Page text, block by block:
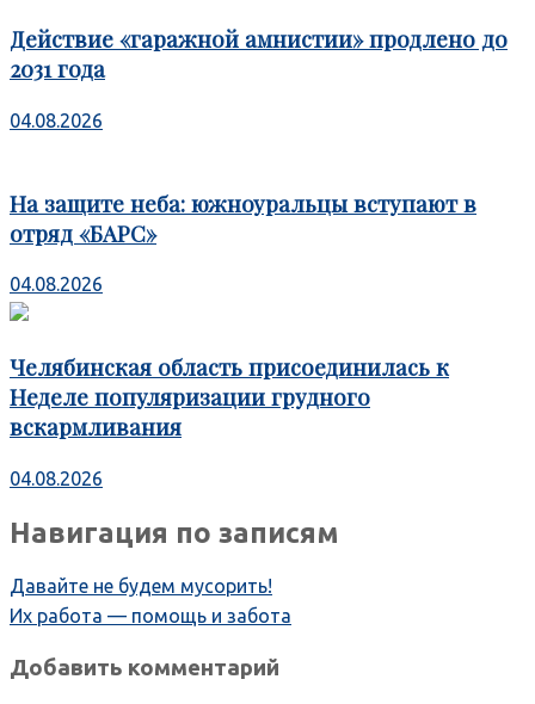
Действие «гаражной амнистии» продлено до
2031 года
04.08.2026
На защите неба: южноуральцы вступают в
отряд «БАРС»
04.08.2026
Челябинская область присоединилась к
Неделе популяризации грудного
вскармливания
04.08.2026
Навигация по записям
Давайте не будем мусорить!
Их работа — помощь и забота
Добавить комментарий